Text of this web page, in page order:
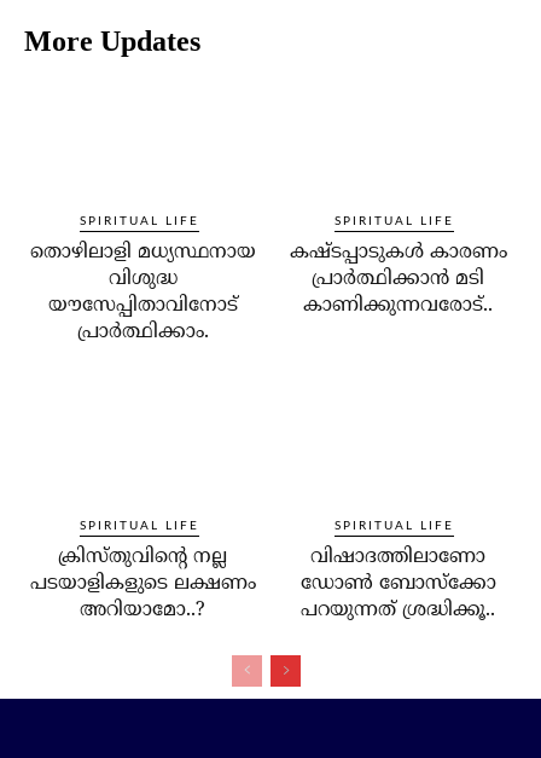
More Updates
SPIRITUAL LIFE
തൊഴിലാളി മധ്യസ്ഥനായ
വിശുദ്ധ
യൗസേപ്പിതാവിനോട്
പ്രാര്‍ത്ഥിക്കാം.
SPIRITUAL LIFE
കഷ്ടപ്പാടുകള്‍ കാരണം
പ്രാര്‍ത്ഥിക്കാന്‍ മടി
കാണിക്കുന്നവരോട്..
SPIRITUAL LIFE
ക്രിസ്തുവിന്റെ നല്ല
പടയാളികളുടെ ലക്ഷണം
അറിയാമോ..?
SPIRITUAL LIFE
വിഷാദത്തിലാണോ
ഡോണ്‍ ബോസ്‌ക്കോ
പറയുന്നത് ശ്രദ്ധിക്കൂ..